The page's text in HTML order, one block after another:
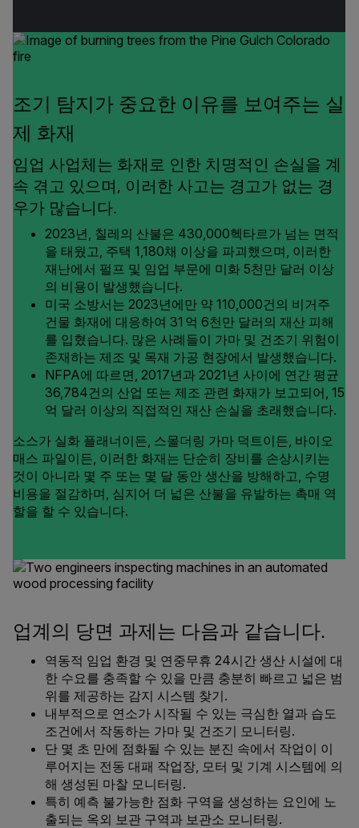
조기 탐지가 중요한 이유를 보여주는 실
제 화재
임업 사업체는 화재로 인한 치명적인 손실을 계
속 겪고 있으며, 이러한 사고는 경고가 없는 경
우가 많습니다.
2023년, 칠레의 산불은 430,000헥타르가 넘는 면적
을 태웠고, 주택 1,180채 이상을 파괴했으며, 이러한
재난에서 펄프 및 임업 부문에 미화 5천만 달러 이상
의 비용이 발생했습니다.
미국 소방서는 2023년에만 약 110,000건의 비거주
건물 화재에 대응하여 31 억 6천만 달러의 재산 피해
를 입혔습니다. 많은 사례들이 가마 및 건조기 위험이
존재하는 제조 및 목재 가공 현장에서 발생했습니다.
NFPA에 따르면, 2017년과 2021년 사이에 연간 평균
36,784건의 산업 또는 제조 관련 화재가 보고되어, 15
억 달러 이상의 직접적인 재산 손실을 초래했습니다.
소스가 실화 플래너이든, 스몰더링 가마 덕트이든, 바이오
매스 파일이든, 이러한 화재는 단순히 장비를 손상시키는
것이 아니라 몇 주 또는 몇 달 동안 생산을 방해하고, 수명
비용을 절감하며, 심지어 더 넓은 산불을 유발하는 촉매 역
할을 할 수 있습니다.
업계의 당면 과제는 다음과 같습니다.
역동적 임업 환경 및 연중무휴 24시간 생산 시설에 대
한 수요를 충족할 수 있을 만큼 충분히 빠르고 넓은 범
위를 제공하는 감지 시스템 찾기.
내부적으로 연소가 시작될 수 있는 극심한 열과 습도
조건에서 작동하는 가마 및 건조기 모니터링.
단 몇 초 만에 점화될 수 있는 분진 속에서 작업이 이
루어지는 전동 대패 작업장, 모터 및 기계 시스템에 의
해 생성된 마찰 모니터링.
특히 예측 불가능한 점화 구역을 생성하는 요인에 노
출되는 옥외 보관 구역과 보관소 모니터링.